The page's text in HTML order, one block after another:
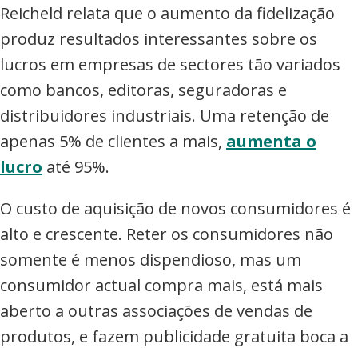
Reicheld relata que o aumento da fidelização
produz resultados interessantes sobre os
lucros em empresas de sectores tão variados
como bancos, editoras, seguradoras e
distribuidores industriais. Uma retenção de
apenas 5% de clientes a mais, aumenta o
lucro até 95%.
O custo de aquisição de novos consumidores é
alto e crescente. Reter os consumidores não
somente é menos dispendioso, mas um
consumidor actual compra mais, está mais
aberto a outras associações de vendas de
produtos, e fazem publicidade gratuita boca a